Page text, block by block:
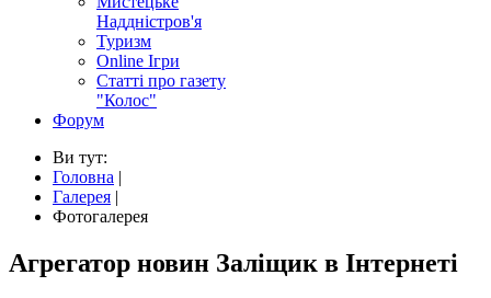
Наддністров'я
Туризм
Online Ігри
Статті про газету
"Колос"
Форум
Ви тут:
Головна |
Галерея |
Фотогалерея
Агрегатор новин Заліщик в Інтернеті